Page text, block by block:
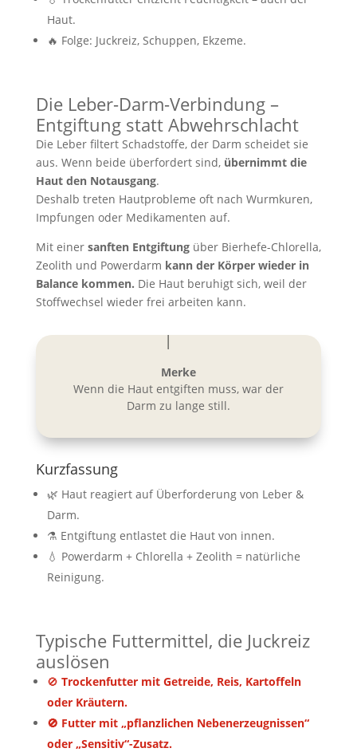
Haut.
🔥 Folge: Juckreiz, Schuppen, Ekzeme.
Die Leber-Darm-Verbindung –
Entgiftung statt Abwehrschlacht
Die Leber filtert Schadstoffe, der Darm scheidet sie
aus. Wenn beide überfordert sind, übernimmt die
Haut den Notausgang.
Deshalb treten Hautprobleme oft nach Wurmkuren,
Impfungen oder Medikamenten auf.
Mit einer sanften Entgiftungüber Bierhefe-Chlorella,
Zeolith und Powerdarm kann der Körper wieder in
Balance kommen. Die Haut beruhigt sich, weil der
Stoffwechsel wieder frei arbeiten kann.
Merke
Wenn die Haut entgiften muss, war der
Darm zu lange still.
Kurzfassung
🌿 Haut reagiert auf Überforderung von Leber &
Darm.
⚗️ Entgiftung entlastet die Haut von innen.
💧 Powerdarm + Chlorella + Zeolith = natürliche
Reinigung.
Typische Futtermittel, die Juckreiz
auslösen
🚫 Trockenfutter mit Getreide, Reis, Kartoffeln
oder Kräutern.
🚫 Futter mit „pflanzlichen Nebenerzeugnissen“
oder „Sensitiv“-Zusatz.